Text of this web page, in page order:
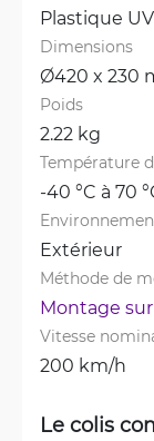
Plastique UV
Dimensions
Ø420 x 230
Poids
2.22 kg
Température
-40 °C à 70
Extérieur
Méthode de
Montage
Vitesse
200 km/h
Le colis